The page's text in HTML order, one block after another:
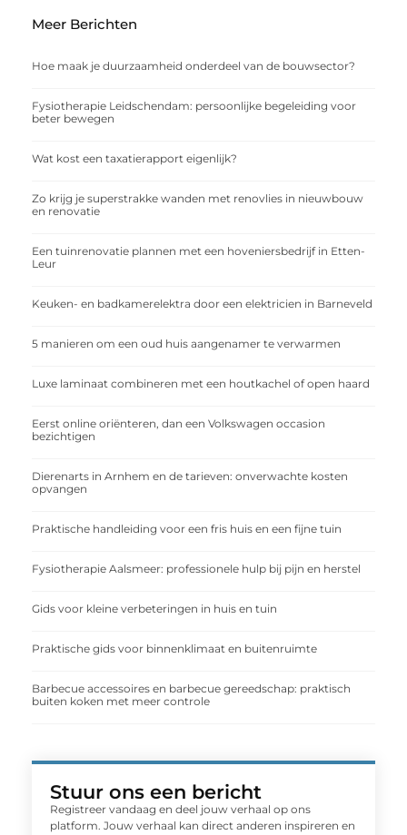
Meer Berichten
Hoe maak je duurzaamheid onderdeel van de bouwsector?
Fysiotherapie Leidschendam: persoonlijke begeleiding voor
beter bewegen
Wat kost een taxatierapport eigenlijk?
Zo krijg je superstrakke wanden met renovlies in nieuwbouw
en renovatie
Een tuinrenovatie plannen met een hoveniersbedrijf in Etten-
Leur
Keuken- en badkamerelektra door een elektricien in Barneveld
5 manieren om een oud huis aangenamer te verwarmen
Luxe laminaat combineren met een houtkachel of open haard
Eerst online oriënteren, dan een Volkswagen occasion
bezichtigen
Dierenarts in Arnhem en de tarieven: onverwachte kosten
opvangen
Praktische handleiding voor een fris huis en een fijne tuin
Fysiotherapie Aalsmeer: professionele hulp bij pijn en herstel
Gids voor kleine verbeteringen in huis en tuin
Praktische gids voor binnenklimaat en buitenruimte
Barbecue accessoires en barbecue gereedschap: praktisch
buiten koken met meer controle
Stuur ons een bericht
Registreer vandaag en deel jouw verhaal op ons
platform. Jouw verhaal kan direct anderen inspireren en